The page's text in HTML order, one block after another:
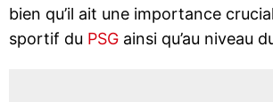
bien qu’il ait une importance
sportif du PSG ainsi qu’au niveau